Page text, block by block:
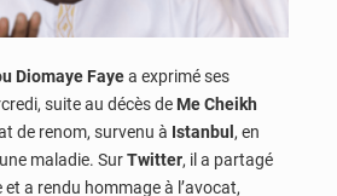
Diomaye Fayea exprimé ses
suite au décès de Me Cheikh
de renom, survenu à Istanbul, en
maladie. SurTwitter, il a partagé
a rendu hommage à l’avocat,